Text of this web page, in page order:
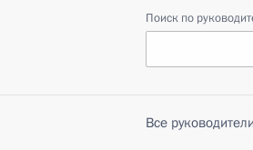
Поиск по
Все